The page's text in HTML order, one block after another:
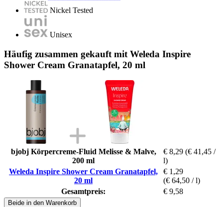
Nickel Tested
Unisex
Häufig zusammen gekauft mit Weleda Inspire
Shower Cream Granatapfel, 20 ml
bjobj Körpercreme-Fluid Melisse & Malve,
200 ml
€ 8,29 (€ 41,45 /
l)
Weleda Inspire Shower Cream Granatapfel,
20 ml
€ 1,29
(€ 64,50 / l)
Gesamtpreis:
€ 9,58
Beide in den Warenkorb